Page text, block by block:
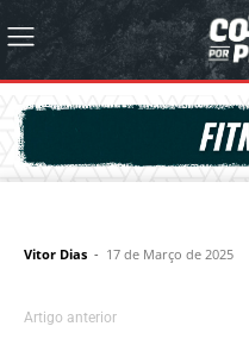
Vitor Dias - 17 de Março de 2025
Artigo anterior